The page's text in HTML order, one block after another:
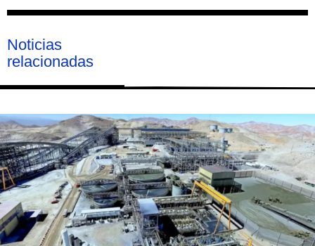
Noticias
relacionadas
Página
Página
Página
Página
Página